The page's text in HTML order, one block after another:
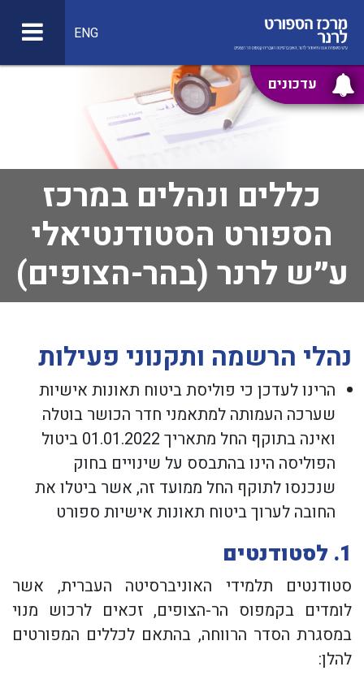
עדכונים
ENG
כללים ונהלים במרכז
הספורט הסטודנטיאלי
ע״ש לרנר (בהר-הצופים)
נהלי הרשמה ותקנוני פעילות
הרינו לעדכן כי פוליסת ביטוח תאונות אישיות
שערכה העמותה למתאמני חדר הכושר בוטלה
ואינה בתוקף החל מתאריך 01.01.2022 ביטול
הפוליסה הינו בהתבסס על שינויים בחוק
שנכנסו לתוקף החל ממועד זה, אשר ביטלו את
החובה לערוך ביטוח תאונות אישיות ספורט
1. לסטודנטים
סטודנטים תלמידי האוניברסיטה העברית, אשר
לומדים בקמפוס הר-הצופים, זכאים לרכוש מנוי
במסגרת הסדר הרווחה, בהתאם לכללים המפורטים
להלן: